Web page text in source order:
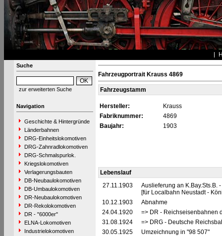
Suche
zur erweiterten Suche
Navigation
Geschichte & Hintergründe
Länderbahnen
DRG-Einheitslokomotiven
DRG-Zahnradlokomotiven
DRG-Schmalspurlok.
Kriegslokomotiven
Verlagerungsbauten
DB-Neubaulokomotiven
DB-Umbaulokomotiven
DR-Neubaulokomotiven
DR-Rekolokomotiven
DR - "6000er"
ELNA-Lokomotiven
Industrielokomotiven
Fahrzeugportrait Krauss 4869
Fahrzeugstamm
Hersteller:
Krauss
Fabriknummer:
4869
Baujahr:
1903
Lebenslauf
27.11.1903
Auslieferung an
[für Localbahn Neustadt -
10.12.1903
Abnahme
24.04.1920
=> DR - Reichseisenbahnen
31.08.1924
=> DRG - Deutsche
30.05.1925
Umzeichnung in "98 507"